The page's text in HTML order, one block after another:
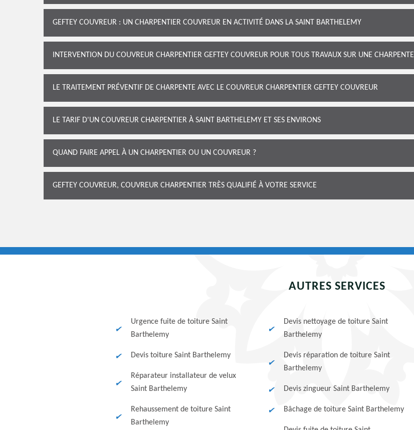
GEFTEY COUVREUR : UN CHARPENTIER COUVREUR EN ACTIVITÉ DANS LA SAINT BARTHELEMY
INTERVENTION DU COUVREUR CHARPENTIER GEFTEY COUVREUR POUR TOUS TRAVAUX SUR UNE CHARPENTE
LE TRAITEMENT PRÉVENTIF DE CHARPENTE AVEC LE COUVREUR CHARPENTIER GEFTEY COUVREUR
LE TARIF D'UN COUVREUR CHARPENTIER À SAINT BARTHELEMY ET SES ENVIRONS
QUAND FAIRE APPEL À UN CHARPENTIER OU UN COUVREUR ?
GEFTEY COUVREUR, COUVREUR CHARPENTIER TRÈS QUALIFIÉ À VOTRE SERVICE
AUTRES SERVICES
Urgence fuite de toiture Saint
Barthelemy
Devis toiture Saint Barthelemy
Réparateur installateur de velux
Saint Barthelemy
Rehaussement de toiture Saint
Barthelemy
Devis nettoyage de toiture Saint
Barthelemy
Devis réparation de toiture Saint
Barthelemy
Devis zingueur Saint Barthelemy
Bâchage de toiture Saint Barthelemy